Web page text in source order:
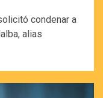
condenar a
alias